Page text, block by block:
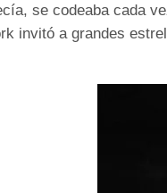
se codeaba cada
invitó a grandes